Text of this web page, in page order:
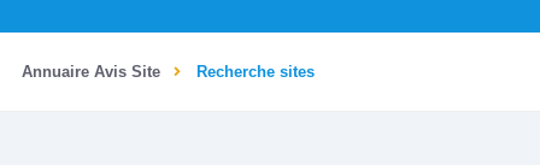
Annuaire Avis Site Recherche sites